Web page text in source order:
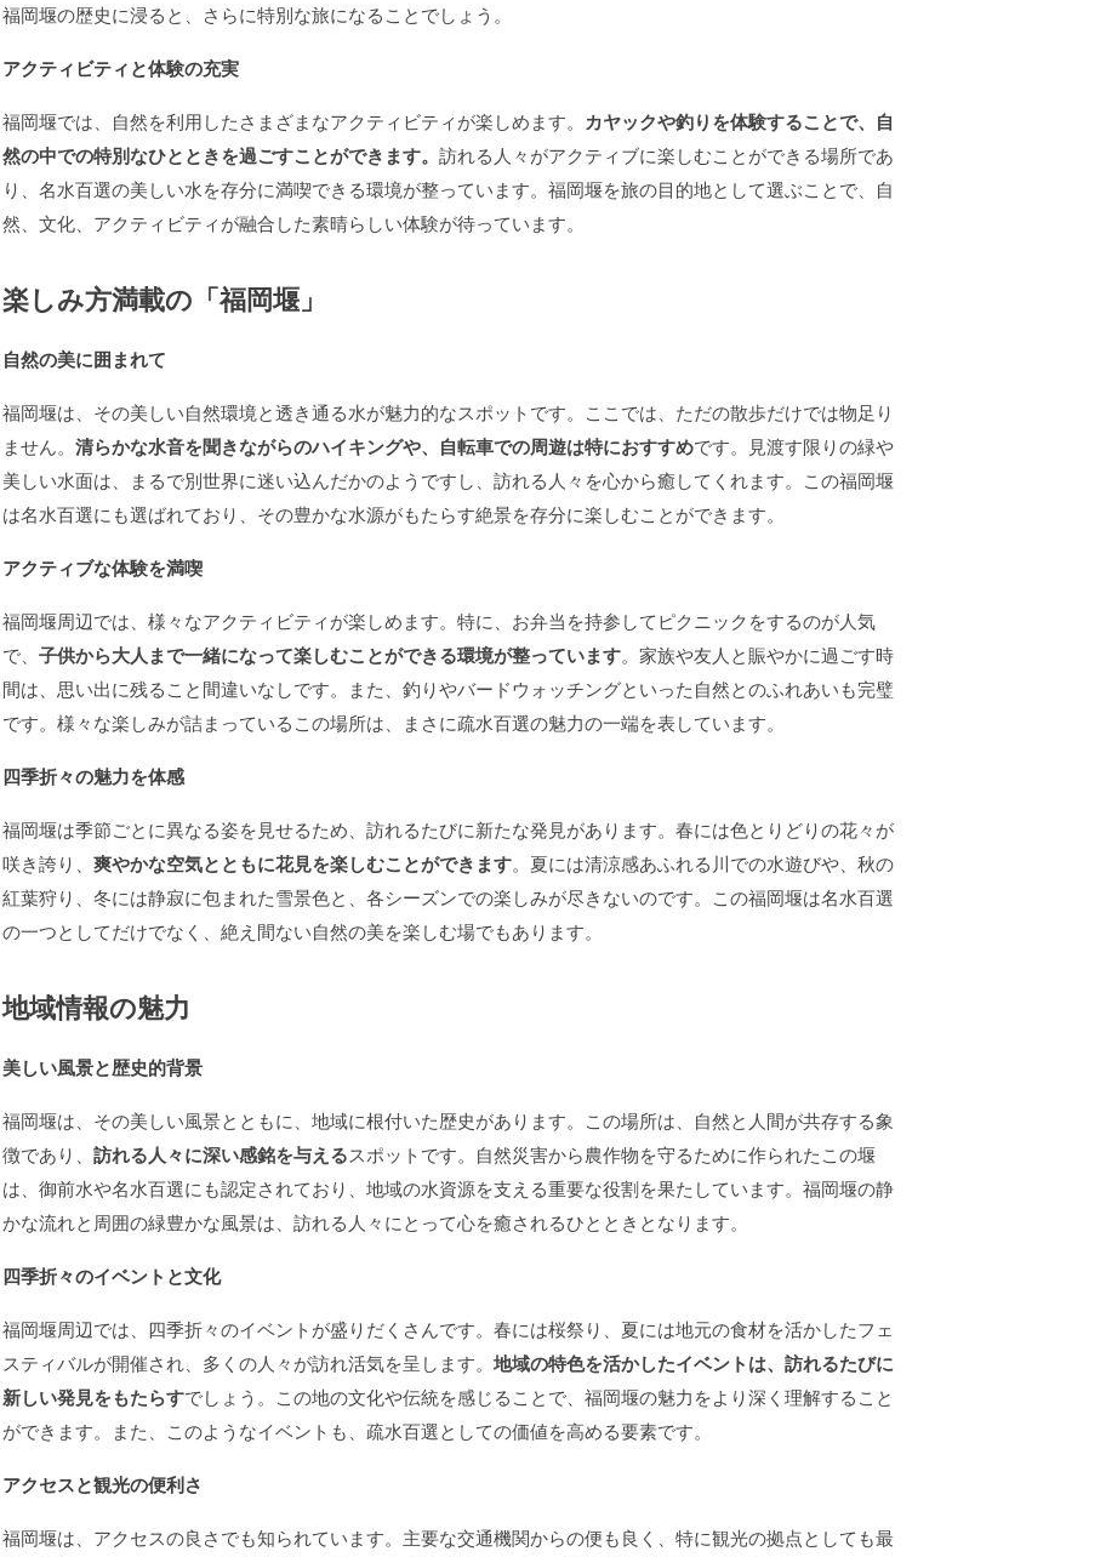
福岡堰の歴史に浸ると、さらに特別な旅になることでしょう。
アクティビティと体験の充実
福岡堰では、自然を利用したさまざまなアクティビティが楽しめます。 カヤックや釣りを体験することで、自
然の中での特別なひとときを過ごすことができます。 訪れる人々がアクティブに楽しむことができる場所であ
り、名水百選の美しい水を存分に満喫できる環境が整っています。福岡堰を旅の目的地として選ぶことで、自
然、文化、アクティビティが融合した素晴らしい体験が待っています。
楽しみ方満載の「福岡堰」
自然の美に囲まれて
福岡堰は、その美しい自然環境と透き通る水が魅力的なスポットです。ここでは、ただの散歩だけでは物足り
ません。 清らかな水音を聞きながらのハイキングや、自転車での周遊は特におすすめです。見渡す限りの緑や
美しい水面は、まるで別世界に迷い込んだかのようですし、訪れる人々を心から癒してくれます。この福岡堰
は名水百選にも選ばれており、その豊かな水源がもたらす絶景を存分に楽しむことができます。
アクティブな体験を満喫
福岡堰周辺では、様々なアクティビティが楽しめます。特に、お弁当を持参してピクニックをするのが人気
で、 子供から大人まで一緒になって楽しむことができる環境が整っています。家族や友人と賑やかに過ごす時
間は、思い出に残ること間違いなしです。また、釣りやバードウォッチングといった自然とのふれあいも完璧
です。様々な楽しみが詰まっているこの場所は、まさに疏水百選の魅力の一端を表しています。
四季折々の魅力を体感
福岡堰は季節ごとに異なる姿を見せるため、訪れるたびに新たな発見があります。春には色とりどりの花々が
咲き誇り、 爽やかな空気とともに花見を楽しむことができます。夏には清涼感あふれる川での水遊びや、秋の
紅葉狩り、冬には静寂に包まれた雪景色と、各シーズンでの楽しみが尽きないのです。この福岡堰は名水百選
の一つとしてだけでなく、絶え間ない自然の美を楽しむ場でもあります。
地域情報の魅力
美しい風景と歴史的背景
福岡堰は、その美しい風景とともに、地域に根付いた歴史があります。この場所は、自然と人間が共存する象
徴であり、 訪れる人々に深い感銘を与えるスポットです。自然災害から農作物を守るために作られたこの堰
は、御前水や名水百選にも認定されており、地域の水資源を支える重要な役割を果たしています。福岡堰の静
かな流れと周囲の緑豊かな風景は、訪れる人々にとって心を癒されるひとときとなります。
四季折々のイベントと文化
福岡堰周辺では、四季折々のイベントが盛りだくさんです。春には桜祭り、夏には地元の食材を活かしたフェ
スティバルが開催され、多くの人々が訪れ活気を呈します。 地域の特色を活かしたイベントは、訪れるたびに
新しい発見をもたらすでしょう。この地の文化や伝統を感じることで、福岡堰の魅力をより深く理解すること
ができます。また、このようなイベントも、疏水百選としての価値を高める要素です。
アクセスと観光の便利さ
福岡堰は、アクセスの良さでも知られています。主要な交通機関からの便も良く、特に観光の拠点としても最